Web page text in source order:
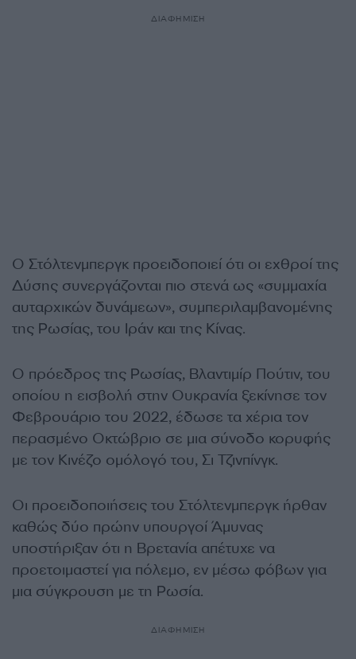
ΔΙΑΦΗΜΙΣΗ
Ο Στόλτενμπεργκ προειδοποιεί ότι οι εχθροί της
Δύσης συνεργάζονται πιο στενά ως «συμμαχία
αυταρχικών δυνάμεων», συμπεριλαμβανομένης
της Ρωσίας, του Ιράν και της Κίνας.
Ο πρόεδρος της Ρωσίας, Βλαντιμίρ Πούτιν, του
οποίου η εισβολή στην Ουκρανία ξεκίνησε τον
Φεβρουάριο του 2022, έδωσε τα χέρια τον
περασμένο Οκτώβριο σε μια σύνοδο κορυφής
με τον Κινέζο ομόλογό του, Σι Τζινπίνγκ.
Οι προειδοποιήσεις του Στόλτενμπεργκ ήρθαν
καθώς δύο πρώην υπουργοί Άμυνας
υποστήριξαν ότι η Βρετανία απέτυχε να
προετοιμαστεί για πόλεμο, εν μέσω φόβων για
μια σύγκρουση με τη Ρωσία.
ΔΙΑΦΗΜΙΣΗ